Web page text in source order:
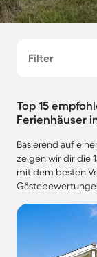
Filter
Top 15
Ferienhäuser
Basierend auf
zeigen wir dir die
mit dem besten